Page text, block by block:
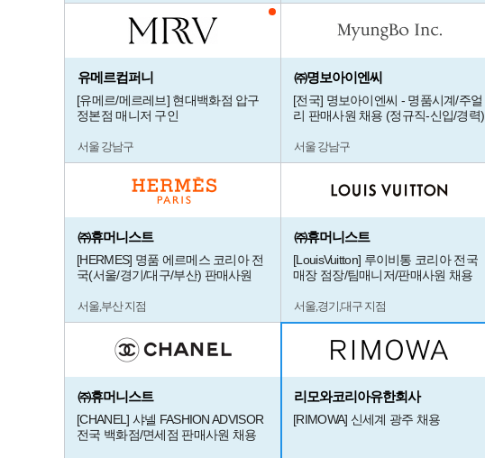
유메르컴퍼니
[유메르/메르레브] 현대백화점 압구
정본점 매니저 구인
서울 강남구
㈜명보아이엔씨
[전국] 명보아이엔씨 - 명품시계/주얼
리 판매사원 채용 (정규직-신입/경력)
서울 강남구
㈜휴머니스트
[HERMES] 명품 에르메스 코리아 전
국(서울/경기/대구/부산) 판매사원
서울,부산 지점
㈜휴머니스트
[LouisVuitton] 루이비통 코리아 전국
매장 점장/팀매니저/판매사원 채용
서울,경기,대구 지점
㈜휴머니스트
[CHANEL] 샤넬 FASHION ADVISOR
전국 백화점/면세점 판매사원 채용
리모와코리아유한회사
[RIMOWA] 신세계 광주 채용